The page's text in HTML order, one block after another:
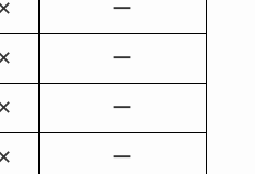
ー
ー
ー
ー